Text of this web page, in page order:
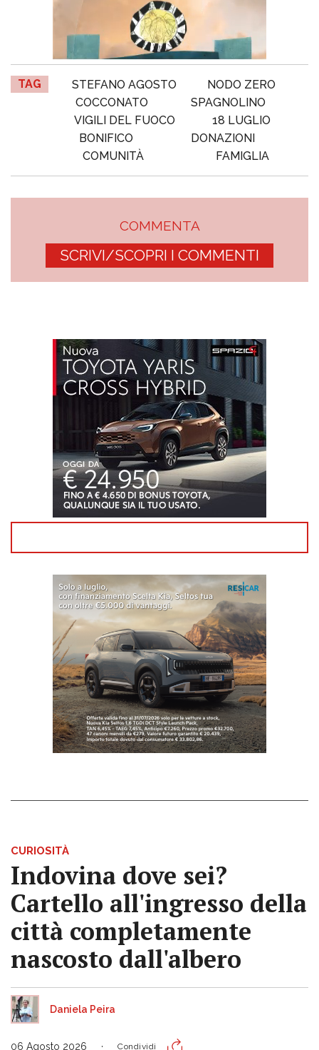
TAG STEFANO AGOSTO
NODO ZERO
COCCONATO
SPAGNOLINO
VIGILI DEL FUOCO
18 LUGLIO
BONIFICO
DONAZIONI
COMUNITÀ
FAMIGLIA
COMMENTA
SCRIVI/SCOPRI I COMMENTI
CURIOSITÀ
Indovina dove sei?
Cartello all'ingresso della
città completamente
nascosto dall'albero
Daniela Peira
06 Agosto 2026 Condividi